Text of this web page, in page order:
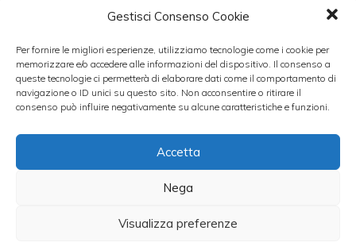
Gestisci Consenso Cookie
Per fornire le migliori esperienze, utilizziamo tecnologie come i cookie per
memorizzare e/o accedere alle informazioni del dispositivo. Il consenso a
queste tecnologie ci permetterà di elaborare dati come il comportamento di
navigazione o ID unici su questo sito. Non acconsentire o ritirare il
consenso può influire negativamente su alcune caratteristiche e funzioni.
Accetta
Nega
Visualizza preferenze
più soggetti a variazioni, infatti in rete
abbiamo trovato alcune interessanti
rivisitazioni. L’insalata di riso invernale viene
preparata con riso Venere, asparagi,
pomodorini e zucchine al vapore, mentre
quella giapponese (chiamata tecnicamente
germogli di bambù e fagioli di soia.